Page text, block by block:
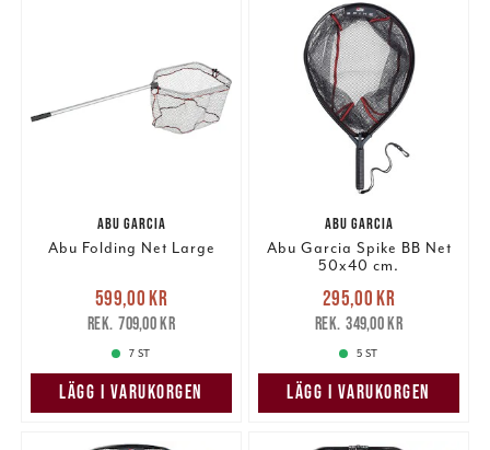
ABU GARCIA
Abu Folding Net Large
Nuvarande pris
599,00 krTidigare pris
709,00 kr
599,00 kr
709,00 kr
7 ST
LÄGG I VARUKORGEN
ABU GARCIA
Abu Garcia Spike BB Net
50x40 cm.
Nuvarande pris
295,00 krTidigare pris
349,00 kr
295,00 kr
349,00 kr
5 ST
LÄGG I VARUKORGEN